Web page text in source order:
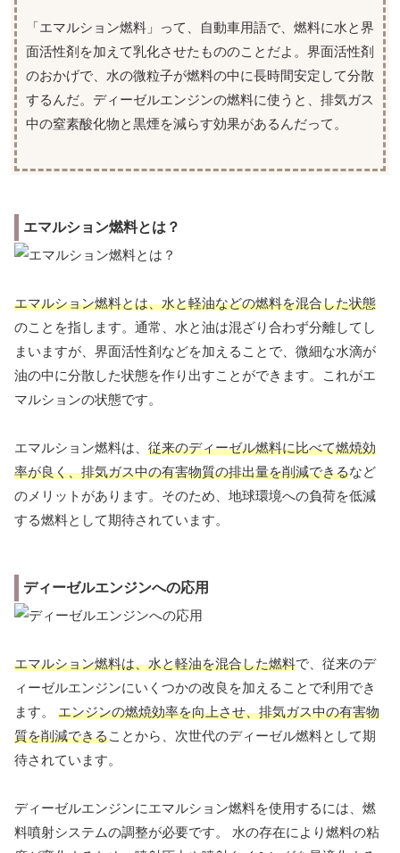
「エマルション燃料」って、自動車用語で、燃料に水と界
面活性剤を加えて乳化させたもののことだよ。界面活性剤
のおかげで、水の微粒子が燃料の中に長時間安定して分散
するんだ。ディーゼルエンジンの燃料に使うと、排気ガス
中の窒素酸化物と黒煙を減らす効果があるんだって。
エマルション燃料とは？
エマルション燃料とは、水と軽油などの燃料を混合した状態
のことを指します。通常、水と油は混ざり合わず分離してし
まいますが、界面活性剤などを加えることで、微細な水滴が
油の中に分散した状態を作り出すことができます。これがエ
マルションの状態です。
エマルション燃料は、 従来のディーゼル燃料に比べて燃焼効
率が良く、排気ガス中の有害物質の排出量を削減できるなど
のメリットがあります。そのため、地球環境への負荷を低減
する燃料として期待されています。
ディーゼルエンジンへの応用
エマルション燃料は、水と軽油を混合した燃料で、従来のデ
ィーゼルエンジンにいくつかの改良を加えることで利用でき
ます。 エンジンの燃焼効率を向上させ、排気ガス中の有害物
質を削減できることから、次世代のディーゼル燃料として期
待されています。
ディーゼルエンジンにエマルション燃料を使用するには、燃
料噴射システムの調整が必要です。 水の存在により燃料の粘